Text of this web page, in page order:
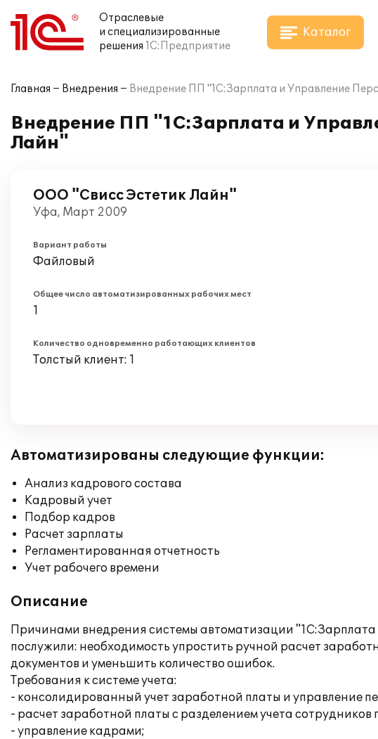
Отраслевые
и специализированные
решения 1С:Предприятие
Каталог
Главная Внедрения Внедрение ПП "1С:Зарплата и Управление
Внедрение ПП "1С:Зарплата и
Лайн"
ООО "Свисс Эстетик Лайн"
Уфа, Март 2009
Вариант работы
Файловый
Общее число автоматизированных рабочих мест
1
Количество одновременно работающих клиентов
Толстый клиент: 1
Автоматизированы следующие функции:
Анализ кадрового состава
Кадровый учет
Подбор кадров
Расчет зарплаты
Регламентированная отчетность
Учет рабочего времени
Описание
Причинами внедрения системы автоматизации
послужили: необходимость упростить ручной расчет
документов и уменьшить количество ошибок.
Требования к системе учета:
- консолидированный учет заработной платы и управление
- расчет заработной платы с разделением учета
- управление кадрами;